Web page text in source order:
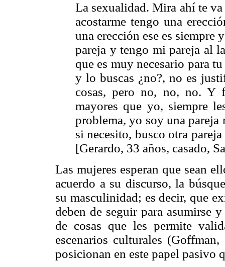
La sexualidad. Mira ahí te
acostarme tengo una
una erección ese es siempre
pareja y tengo mi pareja al
que es muy necesario para
y lo buscas ¿no?, no es
cosas, pero no, no, no. Y
mayores que yo, siempre
problema, yo soy una pareja
si necesito, busco otra
[Gerardo, 33 años, casado,
Las mujeres esperan que sean
acuerdo a su discurso, la
su masculinidad; es decir, que
deben de seguir para asumirse
de cosas que les permite
escenarios culturales
posicionan en este papel pasivo